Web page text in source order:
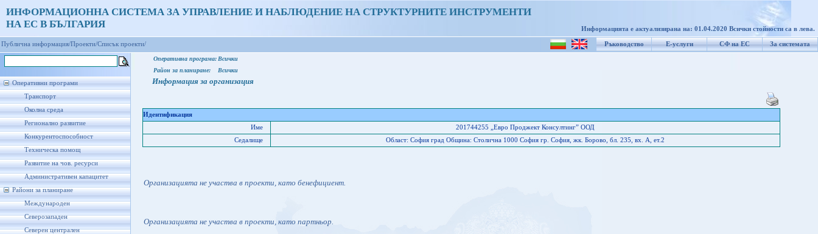
ИНФОРМАЦИОННА СИСТЕМА ЗА УПРАВЛЕНИЕ И НАБЛЮДЕНИЕ НА СТРУКТУРНИТЕ ИНСТРУМЕНТИ
НА ЕС В БЪЛГАРИЯ
Информацията е актуализирана на: 01.04.2020 Всички стойности са в лева.
Ръководство Е-услуги СФ на ЕС За системата
Публична информация/Проекти/Списък проекти/
Оперативни програми
Транспорт
Околна среда
Регионално развитие
Конкурентоспособност
Техническа помощ
Развитие на чов. ресурси
Административен капацитет
Райони за планиране
Международен
Северозападен
Северен централен
Оперативна програма: Всички
Район за планиране:
Всички
Информация за организация
Идентификация
Име
201744255 „Евро Проджект Консултинг” ООД
Седалище
Област: София град Oбщина: Столична 1000 София гр. София, жк. Борово, бл. 235, вх. А, ет.2
Организацията не участва в проекти, като бенефициент.
Организацията не участва в проекти, като партньор.